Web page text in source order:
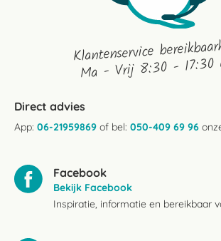
Klantenservice
Ma - Vrij 8:30 - 17:30
Direct advies
App: 06-21959869 of bel: 050-409 69 96
Facebook
Bekijk Facebook
Inspiratie, informatie en bereikbaar